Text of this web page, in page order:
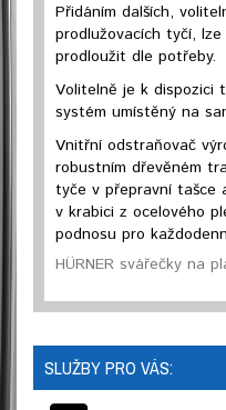
Přidáním dalších,
prodlužovacích tyčí,
prodloužit dle potřeby.
Volitelně je k dispozici
systém umístěný na
Vnitřní odstraňovač
robustním dřevěném
tyče v přepravní tašce
v krabici z ocelového
podnosu pro
HÜRNER svářečky na
SLUŽBY PRO VÁS: